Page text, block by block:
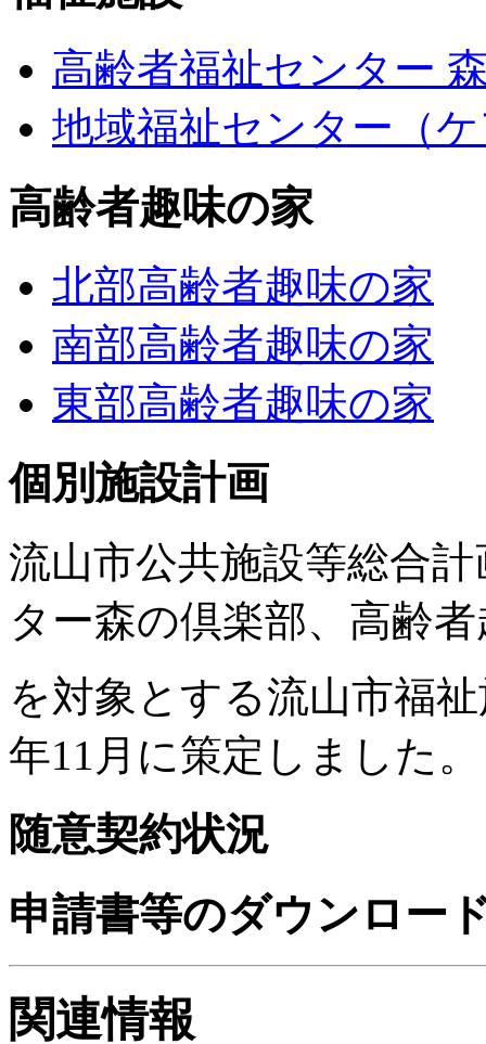
高齢者福祉センター
地域福祉センター（
高齢者趣味の家
北部高齢者趣味の家
南部高齢者趣味の家
東部高齢者趣味の家
個別施設計画
流山市公共施設等総合
ター森の倶楽部、高齢
を対象とする流山市福
年11月に策定しました。
随意契約状況
申請書等のダウンロー
関連情報